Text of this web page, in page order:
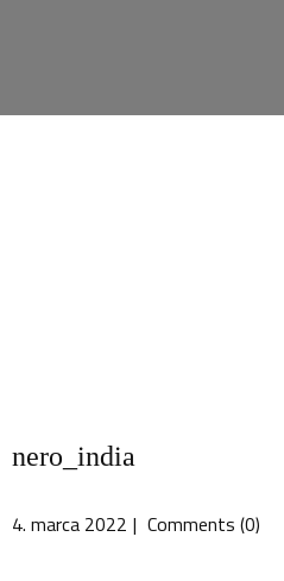
nero_india
4. marca 2022 Comments (0)